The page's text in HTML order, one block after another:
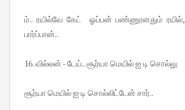
ம்.. ரயில்வே கேட் ஓப்பன் பண்ணூனதும்
பார்ப்பான்..
16. வில்லன் - டேய்.. சூர்யா மெயில் ஐ டி சொல்லு
சூர்யா மெயில் ஐ டி சொல்லிட்டேன் சார்..